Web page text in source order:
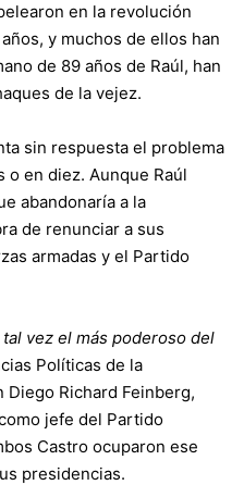
en la revolución
y muchos de ellos han
de 89 años de Raúl, han
de la vejez.
sin respuesta el problema
en diez. Aunque Raúl
abandonaría a la
de renunciar a sus
armadas y el Partido
vez el más poderoso del
Políticas de la
Richard Feinberg,
jefe del Partido
Castro ocuparon ese
presidencias.